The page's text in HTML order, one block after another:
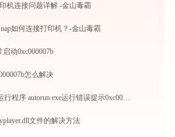
机连接问题详解 -金山毒霸
如何连接打印机？-金山毒霸
动0xc000007b
怎么解决
APMBuilder自动运行程序 autorun.exe运行错误提示0xc0000006的解决办法
文件的解决方法